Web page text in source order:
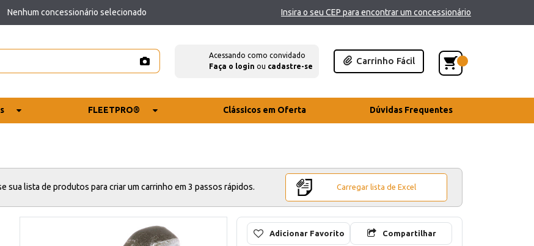
Nenhum concessionário selecionado Insira o seu CEP para encontrar um concessionário
Acessando como convidado
Faça o login ou cadastre-se
Carrinho Fácil
FLEETPRO® Clássicos em Oferta Dúvidas Frequentes
sua lista de produtos para criar um carrinho em 3 passos rápidos. Carregar lista de Excel
Adicionar Favorito Compartilhar